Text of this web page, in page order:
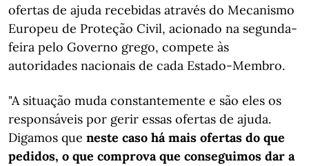
ofertas de ajuda recebidas através do Mecanismo
Europeu de Proteção Civil, acionado na segunda-
feira pelo Governo grego, compete às
autoridades nacionais de cada Estado-Membro.
"A situação muda constantemente e são eles os
responsáveis por gerir essas ofertas de ajuda.
Digamos que neste caso há mais ofertas do que
pedidos, o que comprova que conseguimos dar a